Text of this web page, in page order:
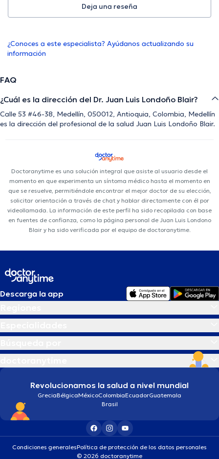
Deja una reseña
¿Conoces a este especialista? Ayúdanos actualizando su
información
FAQ
¿Cuál es la dirección del Dr. Juan Luis Londoño Blair?
Calle 53 #46-38, Medellín, 050012, Antioquia, Colombia, Medellín
es la dirección del profesional de la salud Juan Luis Londoño Blair.
Doctoranytime es una solución integral que asiste al usuario desde el
momento en que experimenta un síntoma médico hasta el momento en
que se resuelve, permitiéndole encontrar el mejor doctor de su elección,
solicitar orientación a través de chat y hablar directamente con él por
videollamada. La información de este perfil ha sido recopilada con base
en fuentes de confianza, como la página personal de Juan Luis Londono
Blair y ha sido verificada por el equipo de doctoranytime.
Descarga la app
Revolucionamos la salud a nivel mundial
GreciaBélgicaMéxicoColombiaEcuadorGuatemala
Brasil
Condiciones generalesPolítica de protección de los datos personales
© 2026 doctoranytime